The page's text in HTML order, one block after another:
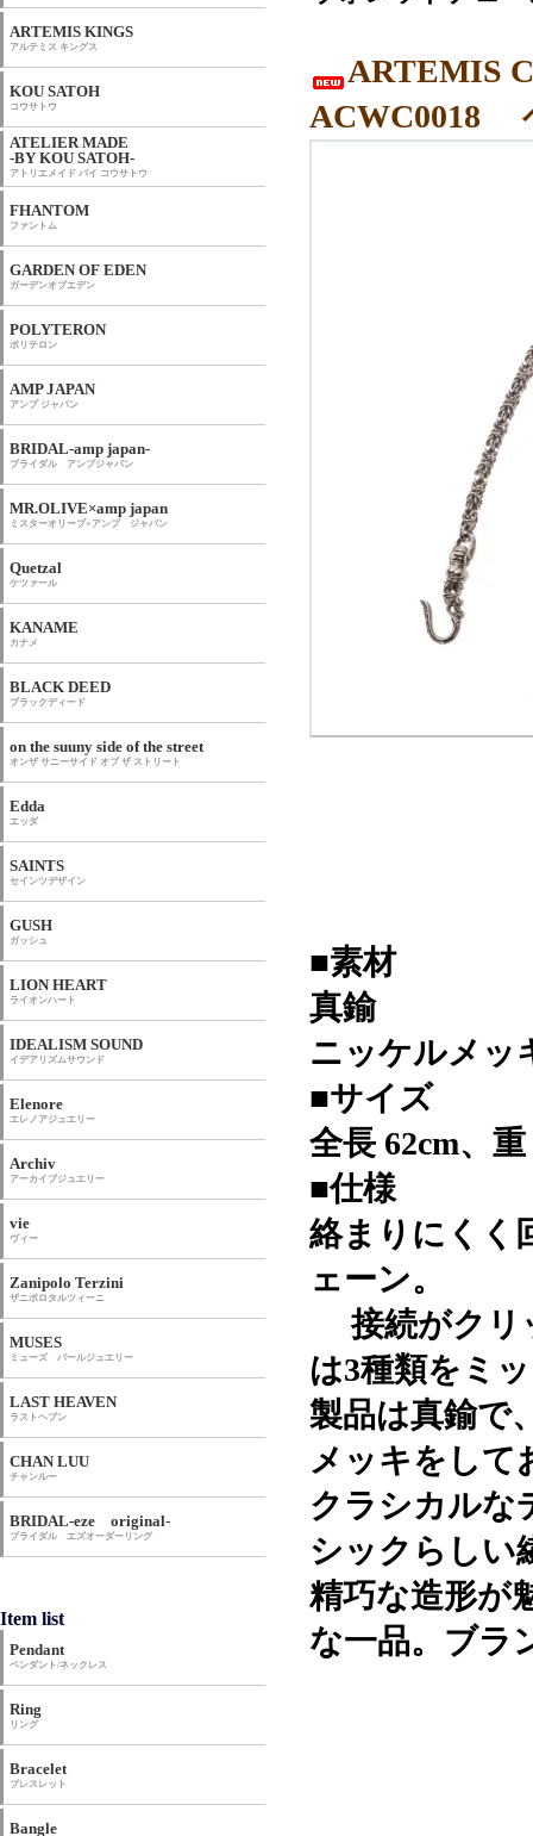
ARTEMIS
ACWC0018
■素材
真鍮
ニッケルメッ
■サイズ
全長 62cm、重
■仕様
絡まりにくく
ェーン。
接続がクリ
は3種類をミ
製品は真鍮で
メッキをして
クラシカルな
シックらしい
精巧な造形が
な一品。ブラ
ARTEMIS KINGS
アルテミス キングス
KOU SATOH
コウサトウ
ATELIER MADE
-BY KOU SATOH-
アトリエメイド バイ コウサトウ
FHANTOM
ファントム
GARDEN OF EDEN
ガーデンオブエデン
POLYTERON
ポリテロン
AMP JAPAN
アンプ ジャパン
BRIDAL-amp japan-
ブライダル アンプジャパン
MR.OLIVE×amp japan
ミスターオリーブ×アンプ ジャパン
Quetzal
ケツァール
KANAME
カナメ
BLACK DEED
ブラックディード
on the suuny side of the street
オンザ サニーサイド オブ ザ ストリート
Edda
エッダ
SAINTS
セインツデザイン
GUSH
ガッシュ
LION HEART
ライオンハート
IDEALISM SOUND
イデアリズムサウンド
Elenore
エレノアジュエリー
Archiv
アーカイブジュエリー
vie
ヴィー
Zanipolo Terzini
ザニポロタルツィーニ
MUSES
ミューズ パールジュエリー
LAST HEAVEN
ラストヘブン
CHAN LUU
チャンルー
BRIDAL-eze original-
ブライダル エズオーダーリング
Item list
Pendant
ペンダント/ネックレス
Ring
リング
Bracelet
ブレスレット
Bangle